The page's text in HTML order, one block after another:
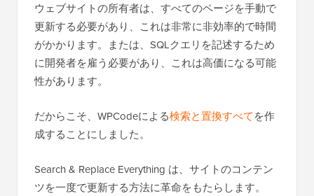
ウェブサイトの所有者は、すべてのページを手動で
更新する必要があり、これは非常に非効率的で時間
がかかります。または、SQLクエリを記述するため
に開発者を雇う必要があり、これは高価になる可能
性があります。
だからこそ、WPCodeによる検索と置換すべてを作
成することにしました。
Search & Replace Everything は、サイトのコンテン
ツを一度で更新する方法に革命をもたらします。